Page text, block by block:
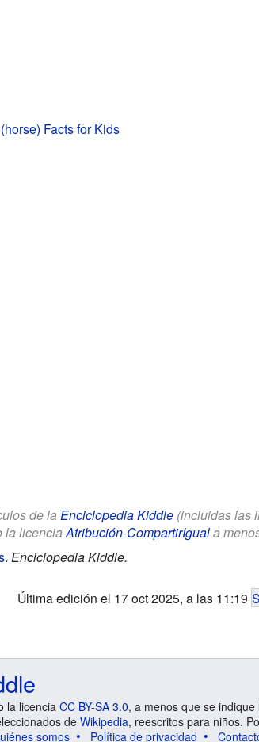
Facts for Kids
de la Enciclopedia Kiddle(incluidas las
la licencia Atribución-CompartirIguala
. Enciclopedia Kiddle.
Última edición el 17 oct 2025, a las 11:19
la licencia CC BY-SA 3.0, a menos que se
de Wikipedia, reescritos para niños.
somos Política de privacidad